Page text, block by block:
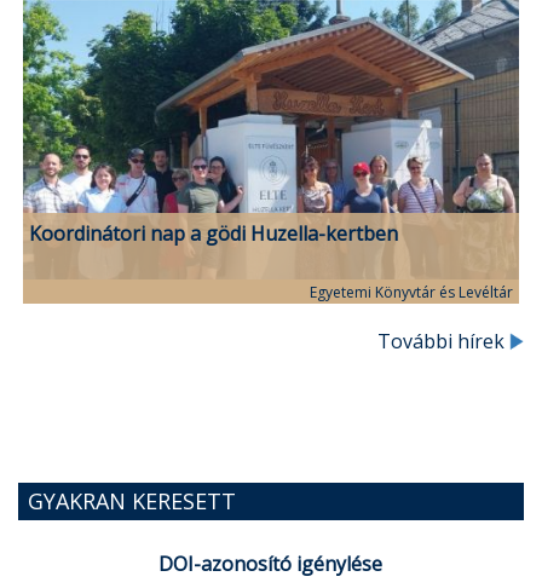
Koordinátori nap a gödi Huzella-kertben
Egyetemi Könyvtár és Levéltár
További hírek
GYAKRAN KERESETT
DOI-azonosító igénylése